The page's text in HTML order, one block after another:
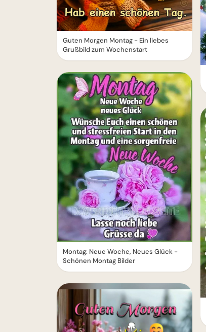
Guten Morgen Montag - Ein liebes
Grußbild zum Wochenstart
Montag: Neue Woche, Neues Glück -
Schönen Montag Bilder